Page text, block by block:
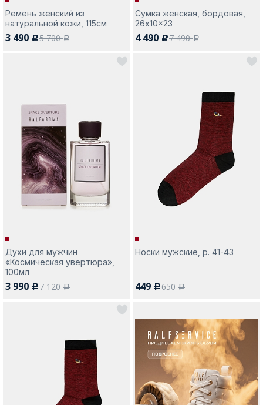
Ремень женский из
натуральной кожи, 115см
3 490 c5 700a
Сумка женская, бордовая,
26x10x23
4 490 c7 490a
Духи для мужчин
«Космическая увертюра»,
100мл
3 990 c7 120a
Носки мужские, р. 41-43
449 c650a